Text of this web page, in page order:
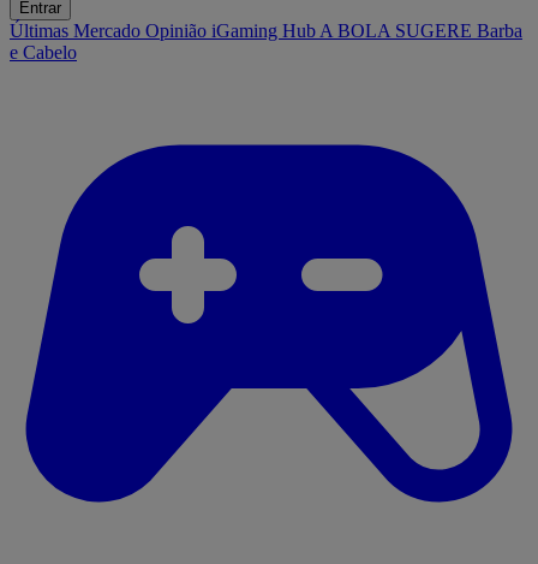
Entrar
Últimas Mercado Opinião iGaming Hub A BOLA SUGERE Barba
e Cabelo